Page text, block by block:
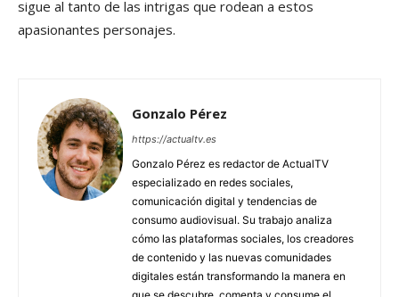
sigue al tanto de las intrigas que rodean a estos
apasionantes personajes.
Gonzalo Pérez
https://actualtv.es
Gonzalo Pérez es redactor de ActualTV
especializado en redes sociales,
comunicación digital y tendencias de
consumo audiovisual. Su trabajo analiza
cómo las plataformas sociales, los creadores
de contenido y las nuevas comunidades
digitales están transformando la manera en